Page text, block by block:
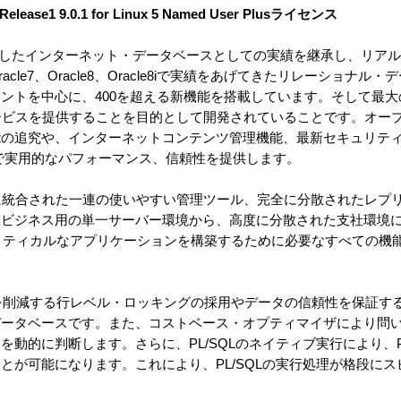
9.0.1 for Linux 5 Named User Plusライセンス
たインターネット・データベースとしての実績を継承し、リア
、Oracle8、Oracle8iで実績をあげてきたリレーショナル・
トを中心に、400を超える新機能を搭載しています。そして最
スを提供することを目的として開発されていることです。オー
追究や、インターネットコンテンツ管理機能、最新セキュリテ
用的なパフォーマンス、信頼性を提供します。
合された一連の使いやすい管理ツール、完全に分散されたレプ
ジネス用の単一サーバー環境から、高度に分散された支社環境
ィカルなアプリケーションを構築するために必要なすべての機
減する行レベル・ロッキングの採用やデータの信頼性を保証す
タベースです。また、コストベース・オプティマイザにより問
動的に判断します。さらに、PL/SQLのネイティブ実行により
が可能になります。これにより、PL/SQLの実行処理が格段に